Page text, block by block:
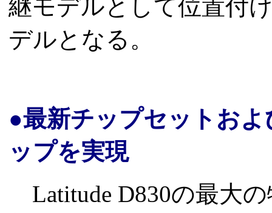
継モデルとして位置付
デルとなる。
●最新チップセットお
ップを実現
Latitude D830の最大